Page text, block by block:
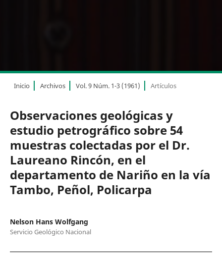
Inicio Archivos Vol. 9 Núm. 1-3 (1961) Artículos
Observaciones geológicas y
estudio petrográfico sobre 54
muestras colectadas por el Dr.
Laureano Rincón, en el
departamento de Nariño en la vía
Tambo, Peñol, Policarpa
Nelson Hans Wolfgang
Servicio Geológico Nacional